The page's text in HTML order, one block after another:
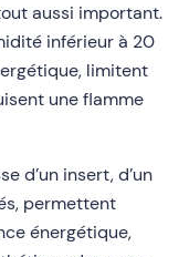
aussi important.
inférieur à 20
limitent
une flamme
d’un insert, d’un
permettent
énergétique,